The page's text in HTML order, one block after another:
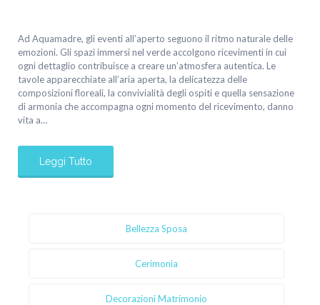
Ad Aquamadre, gli eventi all’aperto seguono il ritmo naturale delle
emozioni. Gli spazi immersi nel verde accolgono ricevimenti in cui
ogni dettaglio contribuisce a creare un’atmosfera autentica. Le
tavole apparecchiate all’aria aperta, la delicatezza delle
composizioni floreali, la convivialità degli ospiti e quella sensazione
di armonia che accompagna ogni momento del ricevimento, danno
vita a…
Leggi Tutto
Bellezza Sposa
Cerimonia
Decorazioni Matrimonio